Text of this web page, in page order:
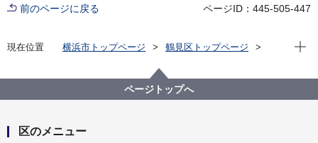
前のページに戻る ページID：445-505-447
現在位置 横浜市トップページ
鶴見区トップページ
鶴見区制100周年記念ポスターコンクール作品大募集
現在
ページトップへ
区のメニュー